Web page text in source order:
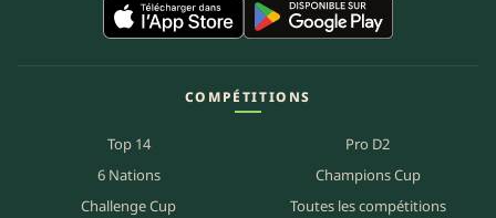
COMPÉTITIONS
Top 14
Pro D2
6 Nations
Champions Cup
Challenge Cup
Toutes les compétitions